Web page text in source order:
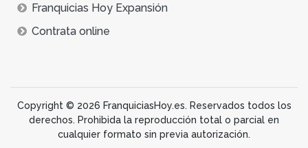
Franquicias Hoy Expansión
Contrata online
Copyright © 2026 FranquiciasHoy.es. Reservados todos los
derechos. Prohibida la reproducción total o parcial en
cualquier formato sin previa autorización.